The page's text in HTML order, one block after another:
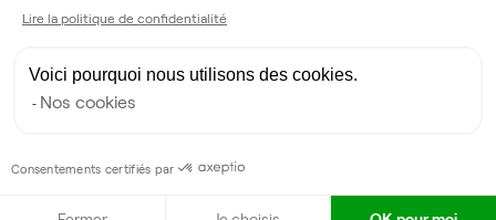
Lire la politique de confidentialité
Voici pourquoi nous utilisons des cookies.
Nos cookies
Consentements certifiés par